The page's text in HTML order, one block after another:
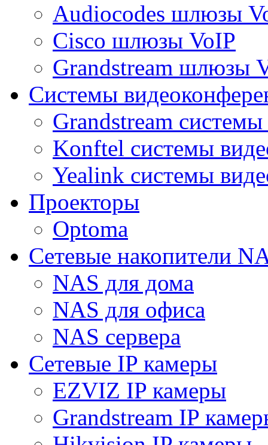
Audiocodes шлюзы
Cisco шлюзы VoIP
Grandstream шлюзы
Системы
Grandstream
Konftel системы
Yealink системы
Проекторы
Optoma
Сетевые накопители
NAS для дома
NAS для офиса
NAS сервера
Сетевые IP камеры
EZVIZ IP камеры
Grandstream IP